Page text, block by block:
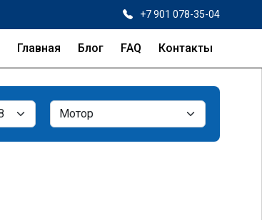
+7 901 078-35-04
Главная Блог FAQ Контакты